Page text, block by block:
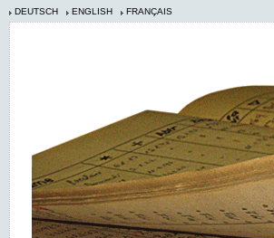
DEUTSCH ENGLISH FRANÇAIS